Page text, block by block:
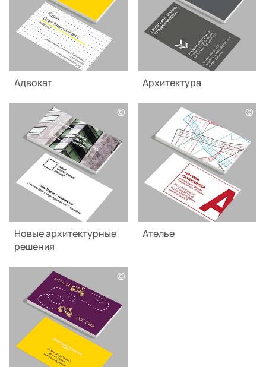
Адвокат Архитектура
©
Новые архитектурные
решения
©
Ателье
©